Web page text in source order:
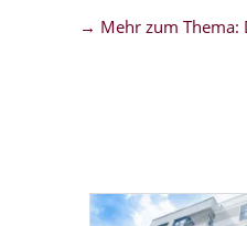
→ Mehr zum Thema: